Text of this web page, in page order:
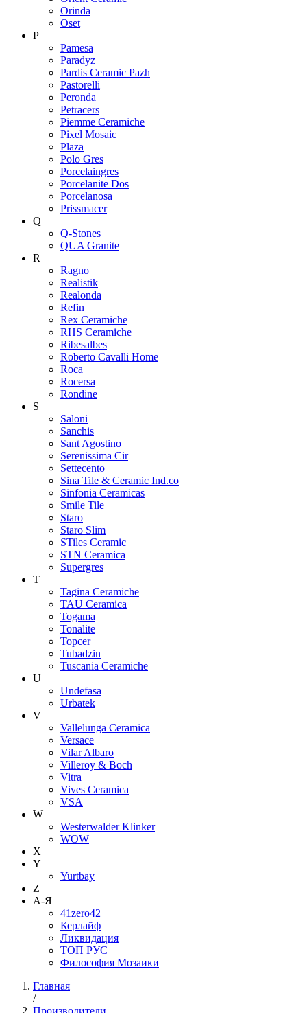
Orinda
Oset
P
Pamesa
Paradyz
Pardis Ceramic Pazh
Pastorelli
Peronda
Petracers
Piemme Ceramiche
Pixel Mosaic
Plaza
Polo Gres
Porcelaingres
Porcelanite Dos
Porcelanosa
Prissmacer
Q
Q-Stones
QUA Granite
R
Ragno
Realistik
Realonda
Refin
Rex Ceramiche
RHS Ceramiche
Ribesalbes
Roberto Cavalli Home
Roca
Rocersa
Rondine
S
Saloni
Sanchis
Sant Agostino
Serenissima Cir
Settecento
Sina Tile & Ceramic Ind.co
Sinfonia Ceramicas
Smile Tile
Staro
Staro Slim
STiles Ceramic
STN Ceramica
Supergres
T
Tagina Ceramiche
TAU Ceramica
Togama
Tonalite
Topcer
Tubadzin
Tuscania Ceramiche
U
Undefasa
Urbatek
V
Vallelunga Ceramica
Versace
Vilar Albaro
Villeroy & Boch
Vitra
Vives Ceramica
VSA
W
Westerwalder Klinker
WOW
X
Y
Yurtbay
Z
А-Я
41zero42
Керлайф
Ликвидация
ТОП РУС
Философия Мозаики
Главная
/
Производители